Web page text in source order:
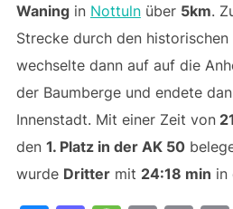
Waningin Nottulnüber 5km.
Strecke durch den
wechselte dann auf auf die
der Baumberge und endete
Innenstadt. Mit einer Zeit von
den 1. Platz in der AK 50
wurde Drittermit 24:18 min in